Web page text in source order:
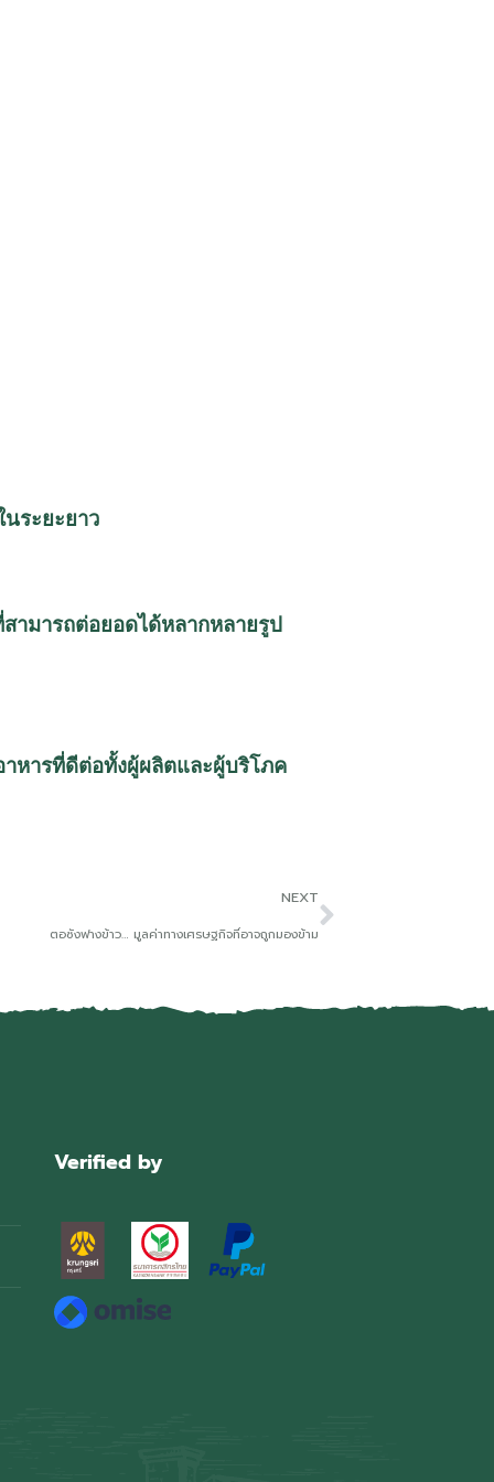
ระยะยาว
ามารถต่อยอดได้หลากหลายรูป
าหารที่ดีต่อทั้งผู้ผลิตและผู้บริโภค
NEXT
ตอซังฟางข้าว… มูลค่าทางเศรษฐกิจที่อาจถูกมองข้าม
Verified by